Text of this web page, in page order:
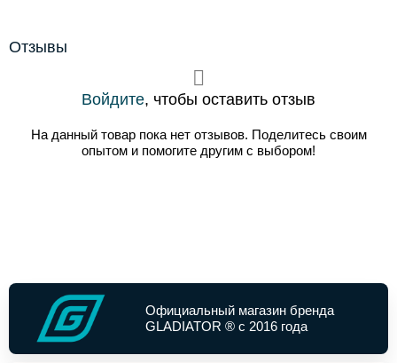
Отзывы
Войдите, чтобы оставить отзыв
На данный товар пока нет отзывов. Поделитесь своим
опытом и помогите другим с выбором!
Официальный магазин бренда
GLADIATOR ® с 2016 года